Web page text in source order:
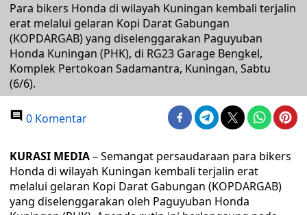
Para bikers Honda di wilayah Kuningan kembali terjalin
erat melalui gelaran Kopi Darat Gabungan
(KOPDARGAB) yang diselenggarakan Paguyuban
Honda Kuningan (PHK), di RG23 Garage Bengkel,
Komplek Pertokoan Sadamantra, Kuningan, Sabtu
(6/6).
0 Komentar
KURASI MEDIA– Semangat persaudaraan para bikers
Honda di wilayah Kuningan kembali terjalin erat
melalui gelaran Kopi Darat Gabungan (KOPDARGAB)
yang diselenggarakan oleh Paguyuban Honda